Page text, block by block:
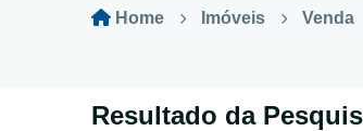
Home Imóveis Venda
Resultado da